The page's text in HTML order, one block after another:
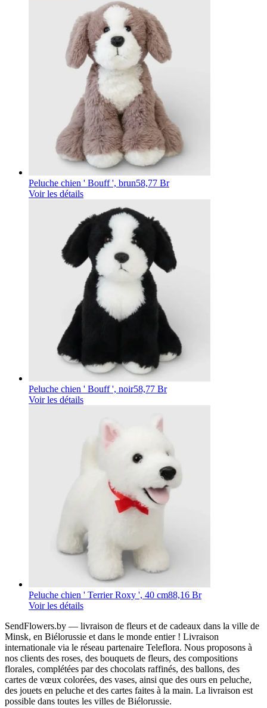
Peluche chien ' Bouff ', brun58,77 Br
Voir les détails
Peluche chien ' Bouff ', noir58,77 Br
Voir les détails
Peluche chien ' Terrier Roxy ', 40 cm88,16 Br
Voir les détails
SendFlowers.by — livraison de fleurs et de cadeaux dans la ville de
Minsk, en Biélorussie et dans le monde entier ! Livraison
internationale via le réseau partenaire Teleflora. Nous proposons à
nos clients des roses, des bouquets de fleurs, des compositions
florales, complétées par des chocolats raffinés, des ballons, des
cartes de vœux colorées, des vases, ainsi que des ours en peluche,
des jouets en peluche et des cartes faites à la main. La livraison est
possible dans toutes les villes de Biélorussie.